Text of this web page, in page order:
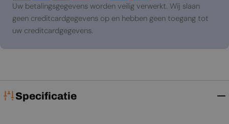
Uw betalingsgegevens worden veilig verwerkt. Wij slaan
geen creditcardgegevens op en hebben geen toegang tot
uw creditcardgegevens.
Specificatie